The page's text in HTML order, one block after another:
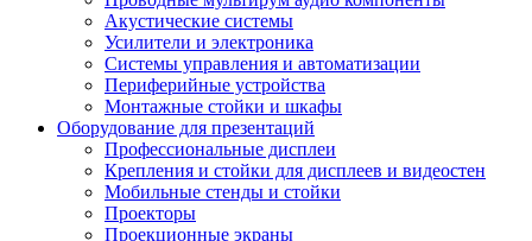
Акустические системы
Усилители и электроника
Системы управления и автоматизации
Периферийные устройства
Монтажные стойки и шкафы
Оборудование для презентаций
Профессиональные дисплеи
Крепления и стойки для дисплеев и видеостен
Мобильные стенды и стойки
Проекторы
Проекционные экраны